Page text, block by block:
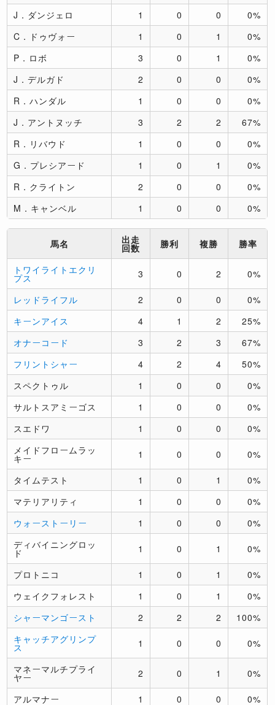
J．ダンジェロ
1 0 0
0%
C．ドゥヴォー
1 0 1
0%
P．ロボ
3 0 1
0%
J．デルガド
2 0 0
0%
R．ハンダル
1 0 0
0%
J．アントヌッチ
3 2 2
67%
R．リバウド
1 0 0
0%
G．プレシアード
1 0 1
0%
R．クライトン
2 0 0
0%
M．キャンベル
1 0 0 0%
馬名 出走
回数 勝利 複勝 勝率
トワイライトエクリ
プス 3 0 2 0%
レッドライフル 2 0 0
0%
キーンアイス
4 1 2
25%
オナーコード
3 2 3
67%
フリントシャー
4 2 4
50%
スペクトゥル
1 0 0
0%
サルトスアミーゴス
1 0 0
0%
スエドワ
1 0 0
0%
メイドフロームラッ
キー 1 0 0 0%
タイムテスト 1 0 1
0%
マテリアリティ
1 0 0
0%
ウォーストーリー
1 0 0
0%
ディバイニングロッ
ド 1 0 1 0%
プロトニコ 1 0 1
0%
ウェイクフォレスト
1 0 1
0%
シャーマンゴースト
2 2 2
100%
キャッチアグリンプ
ス 1 0 0 0%
マネーマルチプライ
ヤー 2 0 1 0%
アルマナー 1 0 0 0%